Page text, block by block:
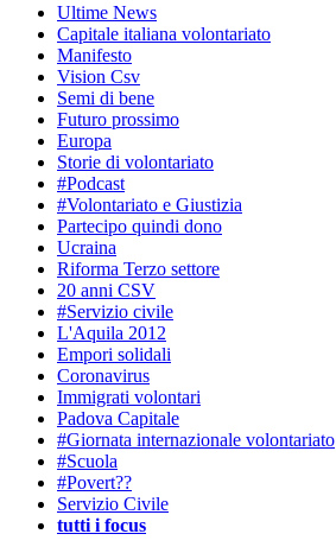
Ultime News
Capitale italiana volontariato
Manifesto
Vision Csv
Semi di bene
Futuro prossimo
Europa
Storie di volontariato
#Podcast
#Volontariato e Giustizia
Partecipo quindi dono
Ucraina
Riforma Terzo settore
20 anni CSV
#Servizio civile
L'Aquila 2012
Empori solidali
Coronavirus
Immigrati volontari
Padova Capitale
#Giornata internazionale volontariato
#Scuola
#Povert??
Servizio Civile
tutti i focus